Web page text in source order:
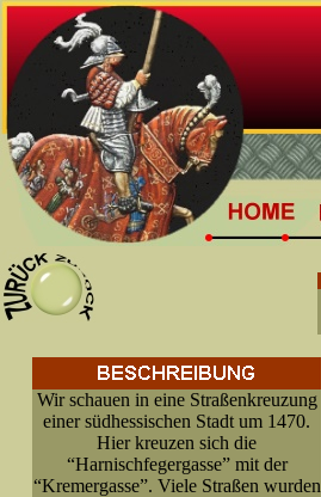
Wir schauen in eine Straßenkreuzung
einer südhessischen Stadt um 1470.
Hier kreuzen sich die
“Harnischfegergasse” mit der
“Kremergasse”. Viele Straßen wurden